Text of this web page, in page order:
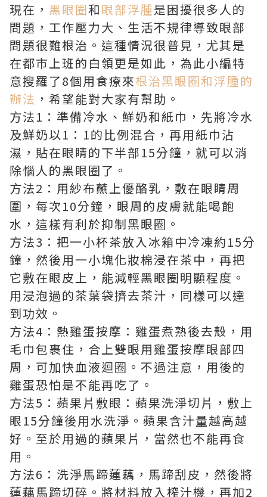
現在， 黑眼圈和眼部浮腫是困擾很多人的
問題，工作壓力大、生活不規律導致眼部
問題很難根治。這種情況很普見，尤其是
在都市上班的白領更是如此，為此小編特
意搜羅了8個用食療來根治黑眼圈和浮腫的
辦法 ，希望能對大家有幫助。
方法1：準備冷水、鮮奶和紙巾，先將冷水
及鮮奶以1：1的比例混合，再用紙巾沾
濕，貼在眼睛的下半部15分鐘，就可以消
除惱人的黑眼圈了。
方法2：用紗布蘸上優酪乳，敷在眼睛周
圍，每次10分鐘，眼周的皮膚就能喝飽
水，這樣有利於抑制黑眼圈。
方法3：把一小杯茶放入冰箱中冷凍約15分
鐘，然後用一小塊化妝棉浸在茶中，再把
它敷在眼皮上，能減輕黑眼圈明顯程度。
用浸泡過的茶葉袋擠去茶汁，同樣可以達
到功效。
方法4：熱雞蛋按摩：雞蛋煮熟後去殼，用
毛巾包裹住，合上雙眼用雞蛋按摩眼部四
周，可加快血液迴圈。不過注意，用後的
雞蛋恐怕是不能再吃了。
方法5：蘋果片敷眼：蘋果洗淨切片，敷上
眼15分鐘後用水洗淨。蘋果含汁量越高越
好。至於用過的蘋果片，當然也不能再食
用。
方法6：洗淨馬蹄蓮藕，馬蹄刮皮，然後將
蓮藕馬蹄切碎。將材料放入榨汁機，再加2